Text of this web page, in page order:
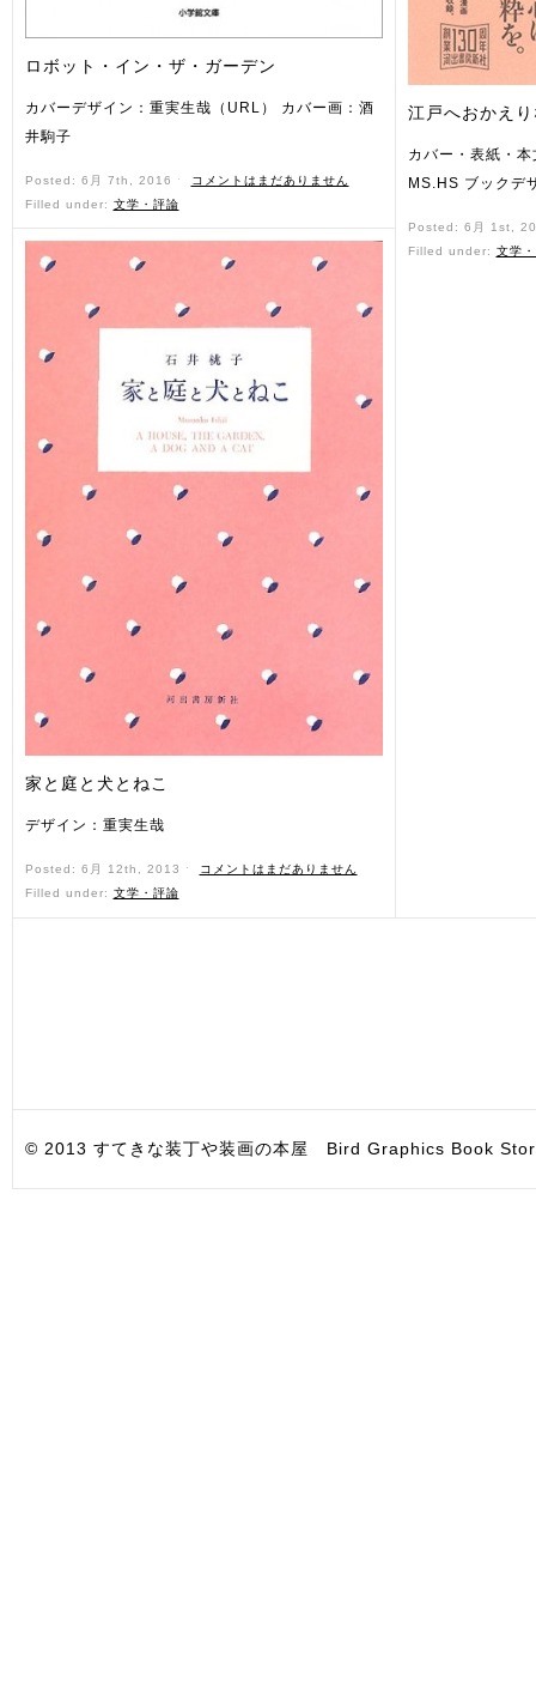
ロボット・イン・ザ・ガーデン
カバーデザイン：重実生哉（URL） カバー画：酒
井駒子
Posted: 6月 7th, 2016 ˑ
コメントはまだありません
Filled under: 文学・評論
家と庭と犬とねこ
デザイン：重実生哉
Posted: 6月 12th, 2013 ˑ
コメントはまだありません
Filled under: 文学・評論
江戸へおかえ
カバー・表紙・
MS.HS ブックデ
Posted: 6月 1st,
Filled under: 文学
© 2013 すてきな装丁や装画の本屋 Bird Graphics Book